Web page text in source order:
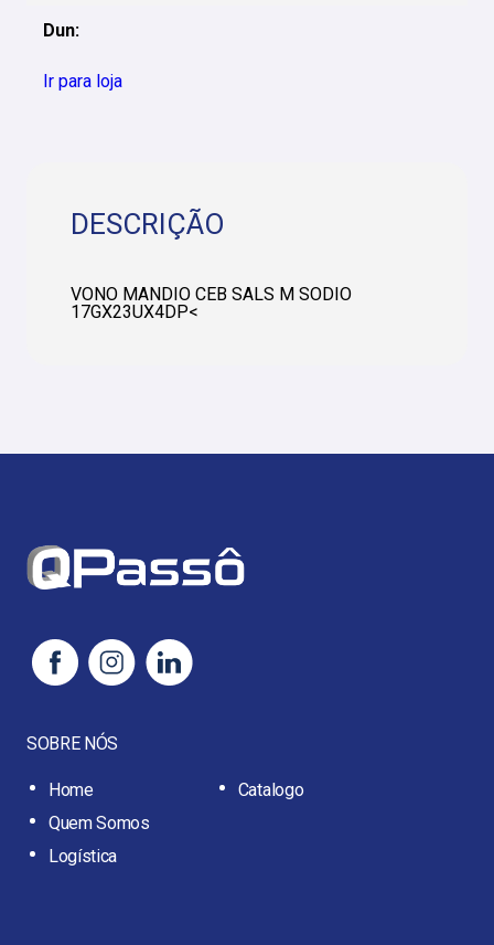
Dun:
Ir para loja
DESCRIÇÃO
VONO MANDIO CEB SALS M SODIO
17GX23UX4DP<
SOBRE NÓS
Home
Quem Somos
Logística
Catalogo